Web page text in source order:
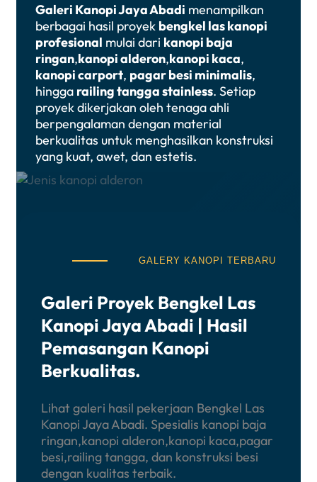
Galeri Kanopi Jaya Abadi menampilkan
berbagai hasil proyek bengkel las kanopi
profesional mulai dari kanopi baja
ringan,kanopi alderon,kanopi kaca,
kanopi carport, pagar besi minimalis,
hingga railing tangga stainless. Setiap
proyek dikerjakan oleh tenaga ahli
berpengalaman dengan material
berkualitas untuk menghasilkan konstruksi
yang kuat, awet, dan estetis.
GALERY KANOPI TERBARU
Galeri Proyek Bengkel Las
Kanopi Jaya Abadi | Hasil
Pemasangan Kanopi
Berkualitas.
Lihat galeri hasil pekerjaan Bengkel Las
Kanopi Jaya Abadi. Spesialis kanopi baja
ringan,kanopi alderon,kanopi kaca,pagar
besi,railing tangga, dan konstruksi besi
dengan kualitas terbaik.